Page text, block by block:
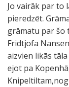
Jo vairāk par to
pieredzēt.
grāmatu par šo
Fridtjofa
aizvien likās
ejot pa